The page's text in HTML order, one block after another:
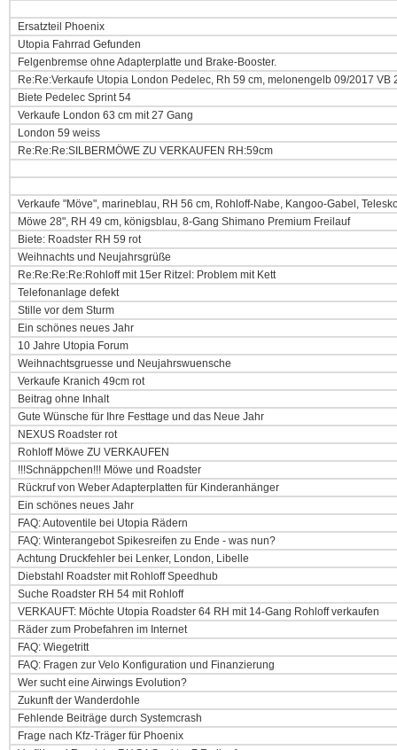
Ersatzteil Phoenix
Utopia Fahrrad Gefunden
Felgenbremse ohne Adapterplatte und Brake-Booster.
Re:Re:Verkaufe Utopia London Pedelec, Rh 59 cm, melonengelb 09/2017 VB
Biete Pedelec Sprint 54
Verkaufe London 63 cm mit 27 Gang
London 59 weiss
Re:Re:Re:SILBERMÖWE ZU VERKAUFEN RH:59cm
Verkaufe "Möve", marineblau, RH 56 cm, Rohloff-Nabe, Kangoo-Gabel,
Möwe 28", RH 49 cm, königsblau, 8-Gang Shimano Premium Freilauf
Biete: Roadster RH 59 rot
Weihnachts und Neujahrsgrüße
Re:Re:Re:Re:Rohloff mit 15er Ritzel: Problem mit Kett
Telefonanlage defekt
Stille vor dem Sturm
Ein schönes neues Jahr
10 Jahre Utopia Forum
Weihnachtsgruesse und Neujahrswuensche
Verkaufe Kranich 49cm rot
Beitrag ohne Inhalt
Gute Wünsche für Ihre Festtage und das Neue Jahr
NEXUS Roadster rot
Rohloff Möwe ZU VERKAUFEN
!!!Schnäppchen!!! Möwe und Roadster
Rückruf von Weber Adapterplatten für Kinderanhänger
Ein schönes neues Jahr
FAQ: Autoventile bei Utopia Rädern
FAQ: Winterangebot Spikesreifen zu Ende - was nun?
Achtung Druckfehler bei Lenker, London, Libelle
Diebstahl Roadster mit Rohloff Speedhub
Suche Roadster RH 54 mit Rohloff
VERKAUFT: Möchte Utopia Roadster 64 RH mit 14-Gang Rohloff verkaufen
Räder zum Probefahren im Internet
FAQ: Wiegetritt
FAQ: Fragen zur Velo Konfiguration und Finanzierung
Wer sucht eine Airwings Evolution?
Zukunft der Wanderdohle
Fehlende Beiträge durch Systemcrash
Frage nach Kfz-Träger für Phoenix